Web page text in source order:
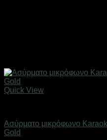
Quick View
Ασύρματο μικρόφωνο
Gold